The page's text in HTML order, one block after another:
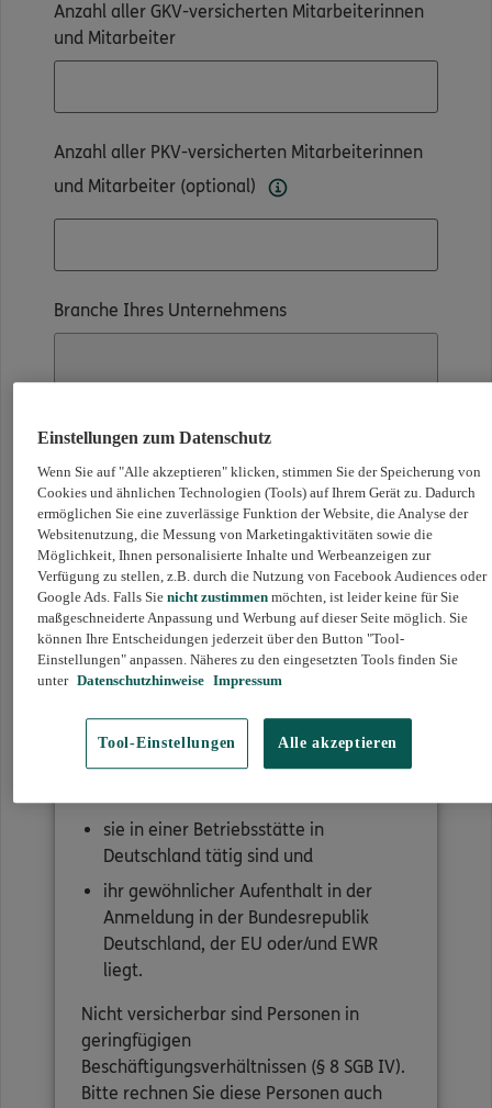
Anzahl aller GKV-versicherten Mitarbeiterinnen
und Mitarbeiter
Anzahl aller PKV-versicherten Mitarbeiterinnen
und Mitarbeiter (optional)
Branche Ihres Unternehmens
Hinweise zum versicherbaren
Personenkreis und der Bausteinauswahl
im OAM
Mitarbeiter im ungekündigten
sie in einer Betriebsstätte in
Deutschland tätig sind und
ihr gewöhnlicher Aufenthalt in der
Anmeldung in der Bundesrepublik
Deutschland, der EU oder/und EWR
liegt.
Nicht versicherbar sind Personen in
geringfügigen
Beschäftigungsverhältnissen (§ 8 SGB IV).
Bitte rechnen Sie diese Personen auch
Einstellungen zum Datenschutz
Wenn Sie auf "Alle akzeptieren" klicken, stimmen Sie der Speicherung von
Cookies und ähnlichen Technologien (Tools) auf Ihrem Gerät zu. Dadurch
ermöglichen Sie eine zuverlässige Funktion der Website, die Analyse der
Websitenutzung, die Messung von Marketingaktivitäten sowie die
Möglichkeit, Ihnen personalisierte Inhalte und Werbeanzeigen zur
Verfügung zu stellen, z.B. durch die Nutzung von Facebook Audiences oder
Google Ads. Falls Sie nicht zustimmen möchten, ist leider keine für Sie
maßgeschneiderte Anpassung und Werbung auf dieser Seite möglich. Sie
können Ihre Entscheidungen jederzeit über den Button "Tool-
Einstellungen" anpassen. Näheres zu den eingesetzten Tools finden Sie
unter Datenschutzhinweise Impressum
Tool-Einstellungen Alle akzeptieren